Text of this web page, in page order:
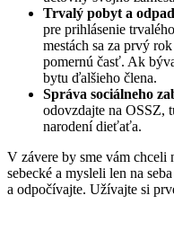
Trvalý pobyt a
pre prihlásenie
mestách sa za prvý
pomernú časť. Ak
bytu ďalšieho člena.
Správa sociálneho
odovzdajte na OSSZ,
narodení dieťaťa.
V závere by sme vám chceli
sebecké a mysleli len na
a odpočívajte. Užívajte si